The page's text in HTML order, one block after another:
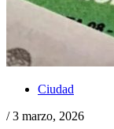
Ciudad
/ 3 marzo, 2026